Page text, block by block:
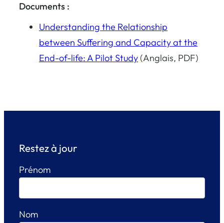
Documents :
Understanding the Relationship
between Suffering and Capacity at the
End-of-life: A Pilot Study (Anglais, PDF)
Restez à jour
Prénom
Nom